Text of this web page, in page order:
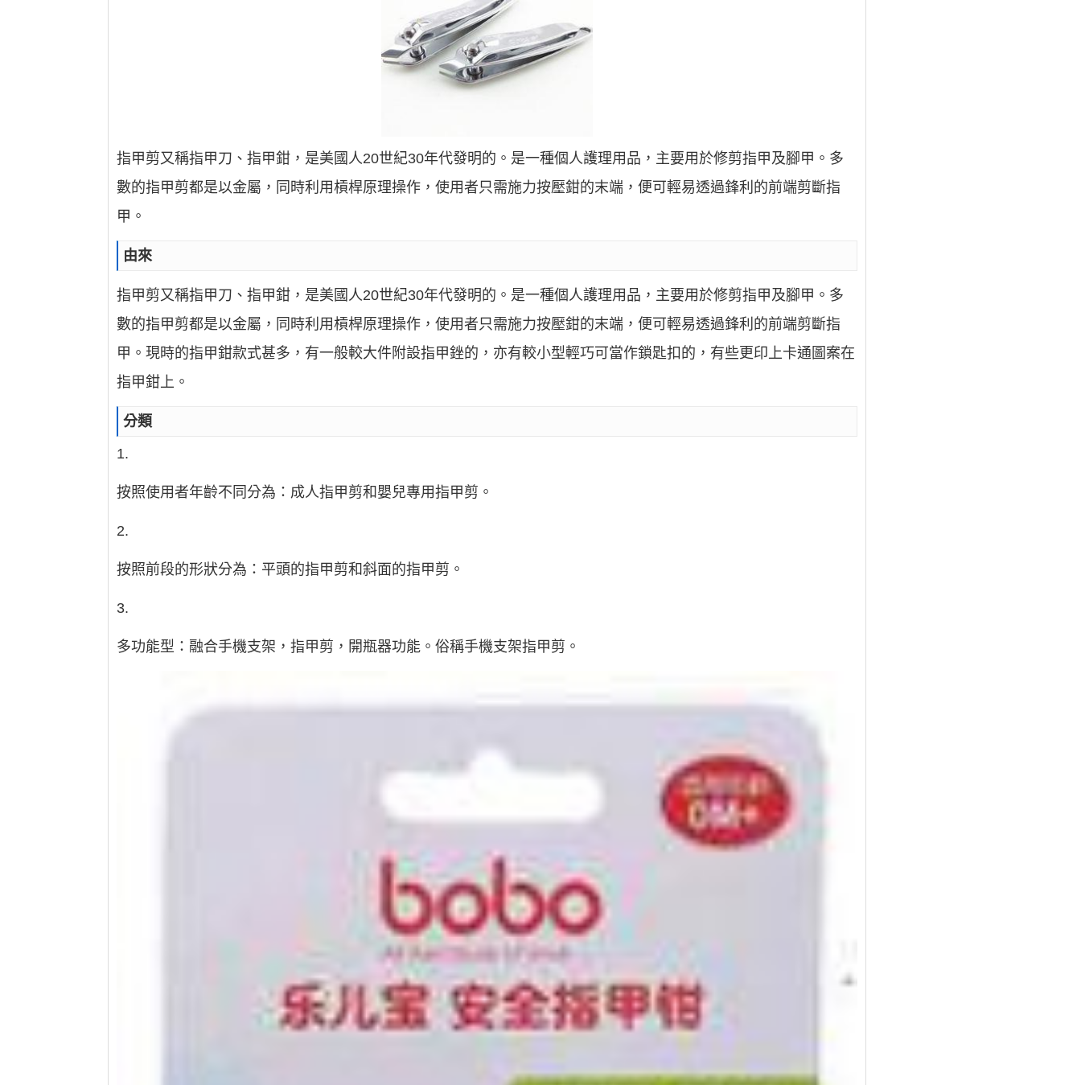
指甲剪又稱指甲刀、指甲鉗，是美國人20世紀30年代發明的。是一種個人護理用品，主要用於修剪指甲及腳甲。多
數的指甲剪都是以金屬，同時利用槓桿原理操作，使用者只需施力按壓鉗的末端，便可輕易透過鋒利的前端剪斷指
甲。
由來
指甲剪又稱指甲刀、指甲鉗，是美國人20世紀30年代發明的。是一種個人護理用品，主要用於修剪指甲及腳甲。多
數的指甲剪都是以金屬，同時利用槓桿原理操作，使用者只需施力按壓鉗的末端，便可輕易透過鋒利的前端剪斷指
甲。現時的指甲鉗款式甚多，有一般較大件附設指甲銼的，亦有較小型輕巧可當作鎖匙扣的，有些更印上卡通圖案在
指甲鉗上。
分類
1.
按照使用者年齡不同分為：成人指甲剪和嬰兒專用指甲剪。
2.
按照前段的形狀分為：平頭的指甲剪和斜面的指甲剪。
3.
多功能型：融合手機支架，指甲剪，開瓶器功能。俗稱手機支架指甲剪。